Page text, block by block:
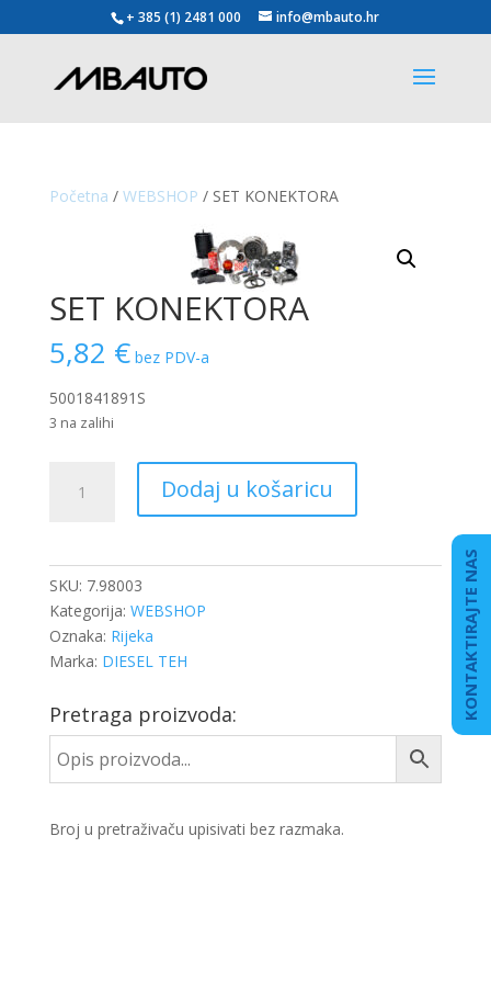
+ 385 (1) 2481 000 info@mbauto.hr
Početna / WEBSHOP / SET KONEKTORA
SET KONEKTORA
5,82 € bez PDV-a
5001841891S
3 na zalihi
KONEKTORA
Dodaj u košaricu
SKU: 7.98003
Kategorija: WEBSHOP
Oznaka: Rijeka
Marka: DIESEL TEH
Pretraga proizvoda:
Broj u pretraživaču upisivati bez razmaka.
KONTAKTIRAJTE NAS